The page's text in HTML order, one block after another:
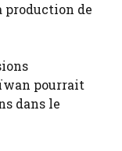
production de
pourrait
dans le